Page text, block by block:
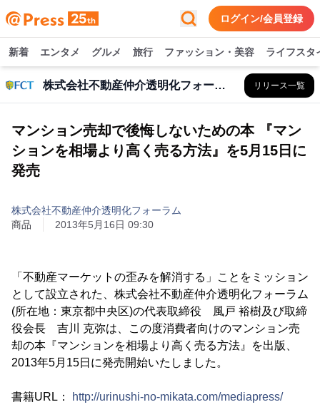
ログイン/会員登録
新着 エンタメ グルメ 旅行 ファッション・美容 ライフスタ
株式会社不動産仲介透明化フォーラム リリース一覧
マンション売却で後悔しないための本 『マン
ションを相場より高く売る方法』を5月15日に
発売
株式会社不動産仲介透明化フォーラム
商品
2013年5月16日 09:30
「不動産マーケットの歪みを解消する」ことをミッション
として設立された、株式会社不動産仲介透明化フォーラム
(所在地：東京都中央区)の代表取締役 風戸 裕樹及び取締
役会長 吉川 克弥は、この度消費者向けのマンション売
却の本『マンションを相場より高く売る方法』を出版、
2013年5月15日に発売開始いたしました。
書籍URL： http://urinushi-no-mikata.com/mediapress/